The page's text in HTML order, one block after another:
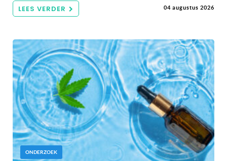
LEES VERDER 04 augustus 2026
ONDERZOEK